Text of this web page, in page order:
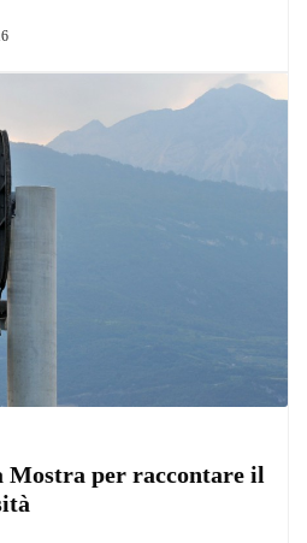
Mostra per raccontare il